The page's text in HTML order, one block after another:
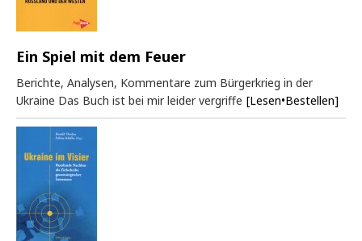
Ein Spiel mit dem Feuer
Berichte, Analysen, Kommentare zum Bürgerkrieg in der
Ukraine Das Buch ist bei mir leider vergriffe [Lesen•Bestellen]